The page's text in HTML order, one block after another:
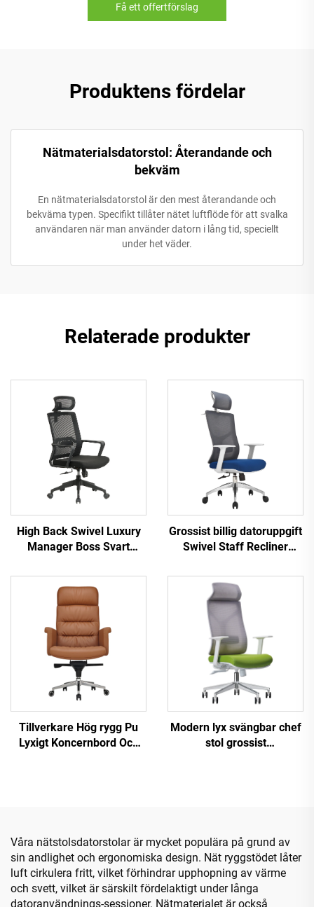
Få ett offertförslag
Produktens fördelar
Nätmaterialsdatorstol: Återandande och
bekväm
En nätmaterialsdatorstol är den mest återandande och
bekväma typen. Specifikt tillåter nätet luftflöde för att svalka
användaren när man använder datorn i lång tid, speciellt
under het väder.
Relaterade produkter
High Back Swivel Luxury
Manager Boss Svart
Uppgift Ergonomisk Dator
Skrivbord Mesh
Kontorsstol
Grossist billig datoruppgift
Swivel Staff Recliner
Ergonomisk Kontorsstol
Tillverkare Hög rygg Pu
Lyxigt Koncernbord Och
Modern lyx svängbar chef
stol grossist
Våra nätstolsdatorstolar är mycket populära på grund av
sin andlighet och ergonomiska design. Nät ryggstödet låter
luft cirkulera fritt, vilket förhindrar upphopning av värme
och svett, vilket är särskilt fördelaktigt under långa
datoranvändnings-sessioner. Nätmaterialet är också